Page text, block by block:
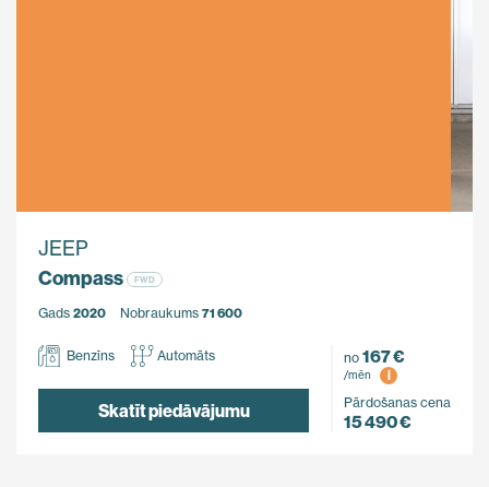
JEEP
Compass
FWD
Gads 2020 Nobraukums 71 600
Benzīns Automāts
Skatīt piedāvājumu
no 167 €
/mēn
i
Pārdošanas cena
15 490 €